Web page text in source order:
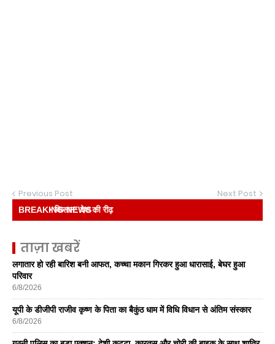
Previous Post Next Post
BREAKING NEWS :
ताज़ा खबरें
लगातार हो रही बारिश बनी आफत, कच्चा मकान गिरकर हुआ धारासाई, बेघर हुआ
परिवार
6/8/2026
यूपी के डीजीपी राजीव कृष्ण के पिता का बैकुंठ धाम में विधि विधान से अंतिम संस्कार
6/8/2026